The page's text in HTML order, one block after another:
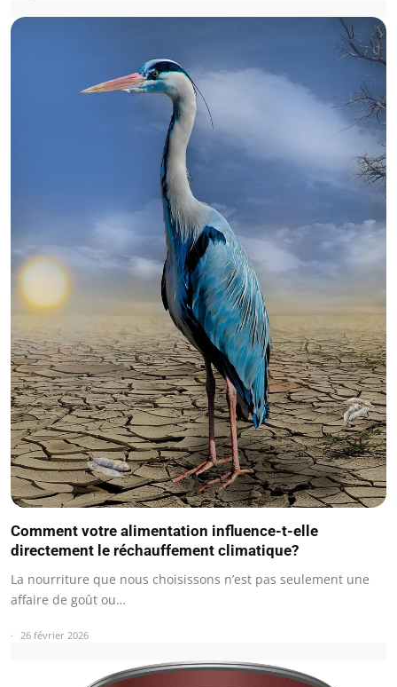
Comment votre alimentation influence-t-elle
directement le réchauffement climatique?
La nourriture que nous choisissons n’est pas seulement une
affaire de goût ou…
26 février 2026